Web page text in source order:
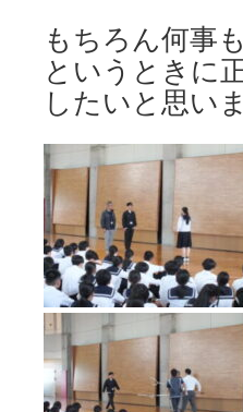
もちろん何事
というときに
したいと思いま